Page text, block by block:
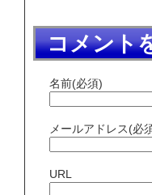
コメント
名前(必須)
メールアドレス(必
URL